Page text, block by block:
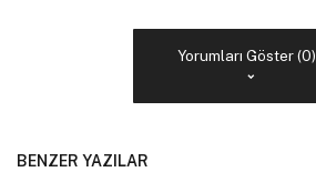
Yorumları Göster (0)
BENZER YAZILAR